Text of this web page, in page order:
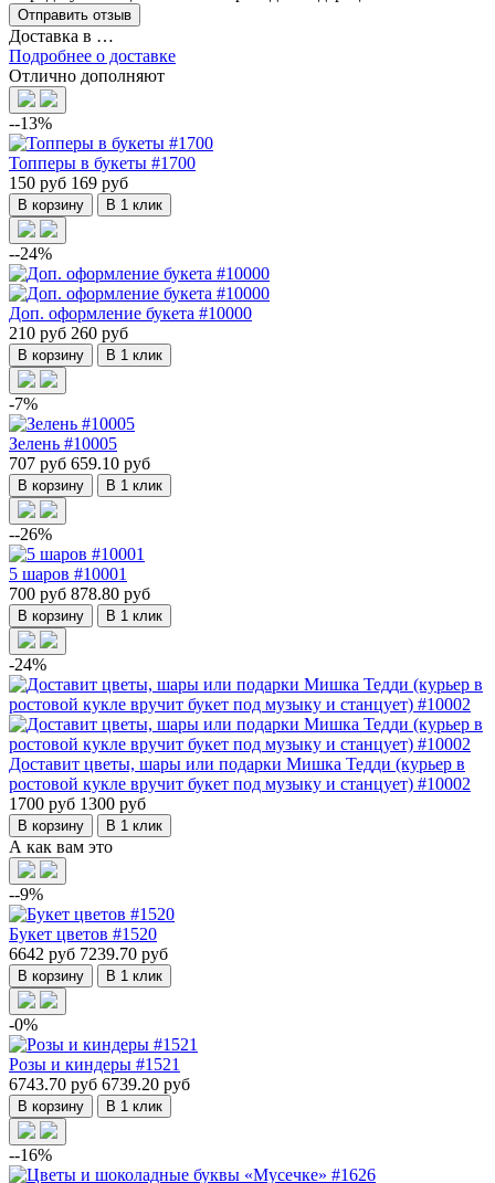
Доставка в …
Подробнее о доставке
Отлично дополняют
--13%
Топперы в букеты #1700
150 руб 169 руб
В корзину В 1 клик
--24%
Доп. оформление букета #10000
210 руб 260 руб
В корзину В 1 клик
-7%
Зелень #10005
707 руб 659.10 руб
В корзину В 1 клик
--26%
5 шаров #10001
700 руб 878.80 руб
В корзину В 1 клик
-24%
Доставит цветы, шары или подарки Мишка Тедди (курьер в
ростовой кукле вручит букет под музыку и станцует) #10002
1700 руб 1300 руб
В корзину В 1 клик
А как вам это
--9%
Букет цветов #1520
6642 руб 7239.70 руб
В корзину В 1 клик
-0%
Розы и киндеры #1521
6743.70 руб 6739.20 руб
В корзину В 1 клик
--16%